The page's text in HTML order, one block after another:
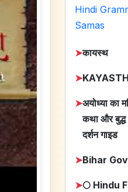
Hindi
Samas
➤कायस्थ
➤
➤अयोध्या का
कथा और बुद्ध
दर्शन गाइड
➤Bihar
➤🌕 Hindu